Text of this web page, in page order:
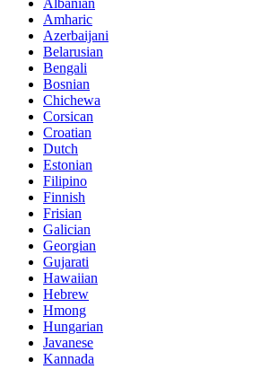
Amharic
Azerbaijani
Belarusian
Bengali
Bosnian
Chichewa
Corsican
Croatian
Dutch
Estonian
Filipino
Finnish
Frisian
Galician
Georgian
Gujarati
Hawaiian
Hebrew
Hmong
Hungarian
Javanese
Kannada